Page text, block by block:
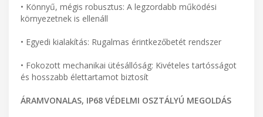
• Könnyű, mégis robusztus: A legzordabb működési
környezetnek is ellenáll
• Egyedi kialakítás: Rugalmas érintkezőbetét rendszer
• Fokozott mechanikai ütésállóság: Kivételes tartósságot
és hosszabb élettartamot biztosít
ÁRAMVONALAS, IP68 VÉDELMI OSZTÁLYÚ MEGOLDÁS